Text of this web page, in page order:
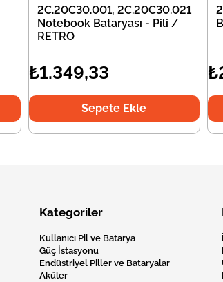
2C.20C30.001, 2C.20C30.021
Notebook Bataryası - Pili /
RETRO
₺1.349,33
Sepete Ekle
Kategoriler
Kullanıcı Pil ve Batarya
Güç İstasyonu
Endüstriyel Piller ve Bataryalar
Aküler